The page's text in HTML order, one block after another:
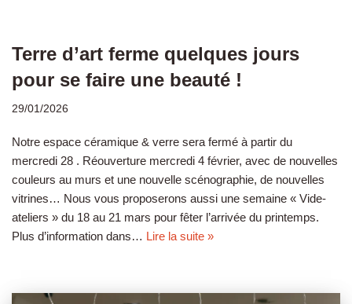
Terre d’art ferme quelques jours
pour se faire une beauté !
29/01/2026
Notre espace céramique & verre sera fermé à partir du
mercredi 28 . Réouverture mercredi 4 février, avec de nouvelles
couleurs au murs et une nouvelle scénographie, de nouvelles
vitrines… Nous vous proposerons aussi une semaine « Vide-
ateliers » du 18 au 21 mars pour fêter l’arrivée du printemps.
Plus d’information dans… Lire la suite »